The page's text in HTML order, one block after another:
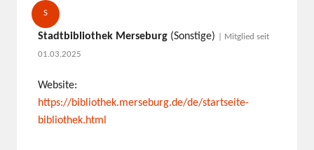
S
Stadtbibliothek Merseburg (Sonstige)
| Mitglied seit
01.03.2025
Website:
https://bibliothek.merseburg.de/de/startseite-
bibliothek.html